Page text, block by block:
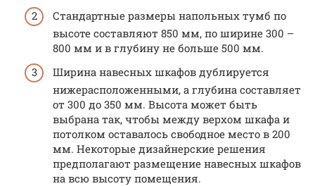
Стандартные размеры напольных тумб по
высоте составляют 850 мм, по ширине 300 –
800 мм и в глубину не больше 500 мм.
Ширина навесных шкафов дублируется
нижерасположенными, а глубина составляет
от 300 до 350 мм. Высота может быть
выбрана так, чтобы между верхом шкафа и
потолком оставалось свободное место в 200
мм. Некоторые дизайнерские решения
предполагают размещение навесных шкафов
на всю высоту помещения.